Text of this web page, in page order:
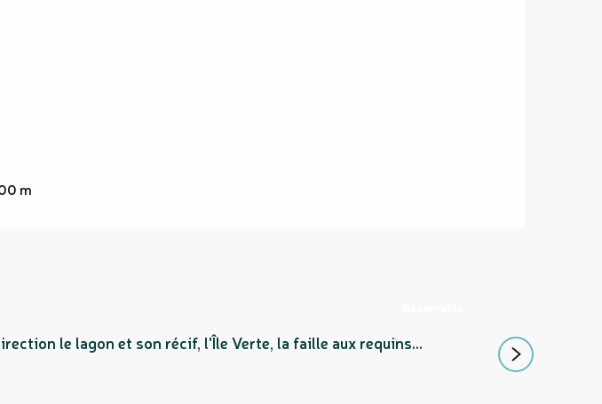
m
le lagon et son récif, l'Île Verte, la faille aux requins... Partez pour une
Bourail